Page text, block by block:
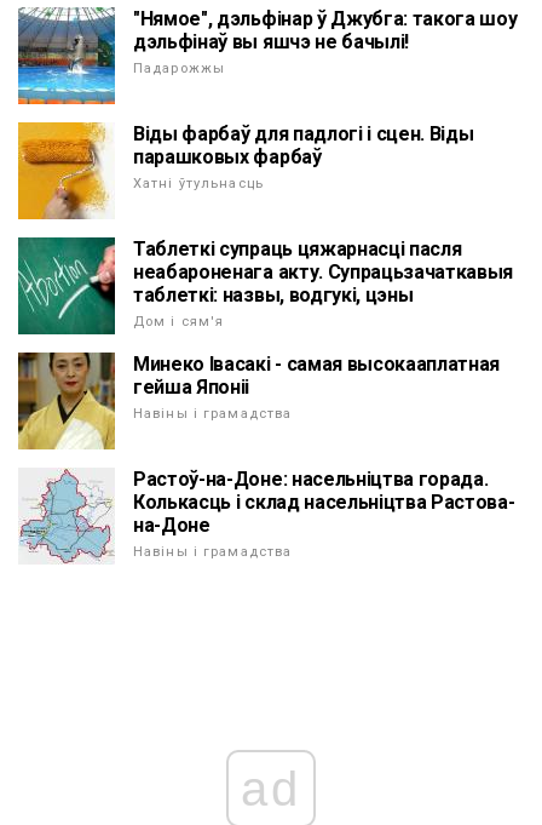
"Нямое", дэльфінар ў Джубга: такога шоу
дэльфінаў вы яшчэ не бачылі!
Падарожжы
Віды фарбаў для падлогі і сцен. Віды
парашковых фарбаў
Хатні ўтульнасць
Таблеткі супраць цяжарнасці пасля
неабароненага акту. Супрацьзачаткавыя
таблеткі: назвы, водгукі, цэны
Дом і сям'я
Минеко Івасакі - самая высокааплатная
гейша Японіі
Навіны і грамадства
Растоў-на-Доне: насельніцтва горада.
Колькасць і склад насельніцтва Растова-
на-Доне
Навіны і грамадства
ad